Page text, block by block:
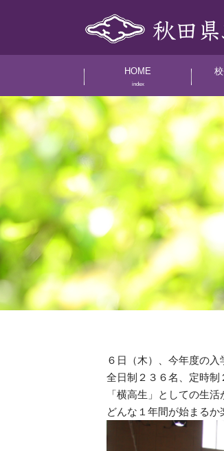
HOME
index
６日（木）、今年度の入
全日制２３６名、定時制
「横高生」としての生活
どんな１年間が始まるか